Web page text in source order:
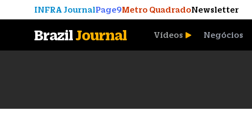
INFRA JournalPage9Metro QuadradoNewsletter
BrazilJournal Vídeos Negócios